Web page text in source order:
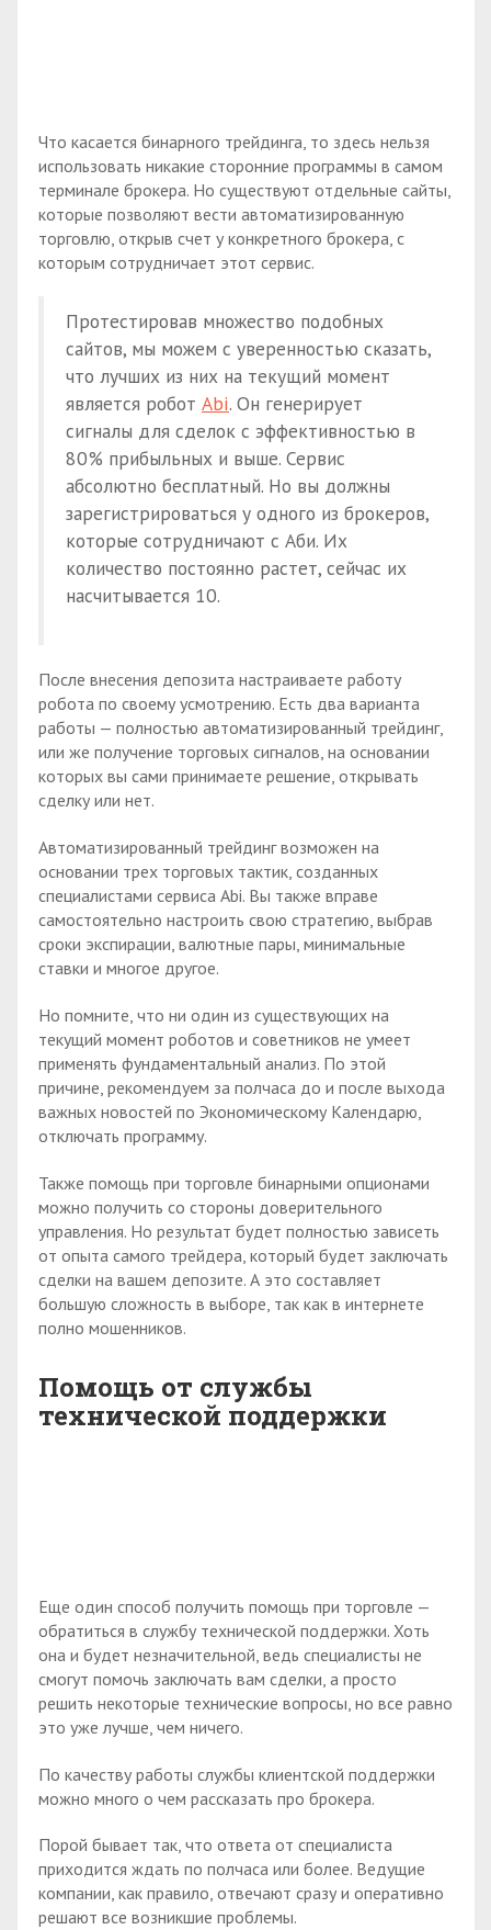
Что касается бинарного трейдинга, то здесь нельзя
использовать никакие сторонние программы в самом
терминале брокера. Но существуют отдельные сайты,
которые позволяют вести автоматизированную
торговлю, открыв счет у конкретного брокера, с
которым сотрудничает этот сервис.
Протестировав множество подобных
сайтов, мы можем с уверенностью сказать,
что лучших из них на текущий момент
является робот Abi. Он генерирует
сигналы для сделок с эффективностью в
80% прибыльных и выше. Сервис
абсолютно бесплатный. Но вы должны
зарегистрироваться у одного из брокеров,
которые сотрудничают с Аби. Их
количество постоянно растет, сейчас их
насчитывается 10.
После внесения депозита настраиваете работу
робота по своему усмотрению. Есть два варианта
работы — полностью автоматизированный трейдинг,
или же получение торговых сигналов, на основании
которых вы сами принимаете решение, открывать
сделку или нет.
Автоматизированный трейдинг возможен на
основании трех торговых тактик, созданных
специалистами сервиса Abi. Вы также вправе
самостоятельно настроить свою стратегию, выбрав
сроки экспирации, валютные пары, минимальные
ставки и многое другое.
Но помните, что ни один из существующих на
текущий момент роботов и советников не умеет
применять фундаментальный анализ. По этой
причине, рекомендуем за полчаса до и после выхода
важных новостей по Экономическому Календарю,
отключать программу.
Также помощь при торговле бинарными опционами
можно получить со стороны доверительного
управления. Но результат будет полностью зависеть
от опыта самого трейдера, который будет заключать
сделки на вашем депозите. А это составляет
большую сложность в выборе, так как в интернете
полно мошенников.
Помощь от службы
технической поддержки
Еще один способ получить помощь при торговле —
обратиться в службу технической поддержки. Хоть
она и будет незначительной, ведь специалисты не
смогут помочь заключать вам сделки, а просто
решить некоторые технические вопросы, но все равно
это уже лучше, чем ничего.
По качеству работы службы клиентской поддержки
можно много о чем рассказать про брокера.
Порой бывает так, что ответа от специалиста
приходится ждать по полчаса или более. Ведущие
компании, как правило, отвечают сразу и оперативно
решают все возникшие проблемы.